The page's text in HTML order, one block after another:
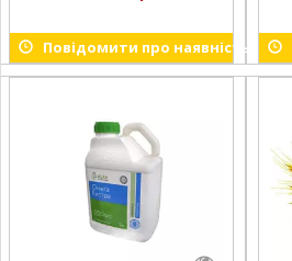
Повідомити про наявність